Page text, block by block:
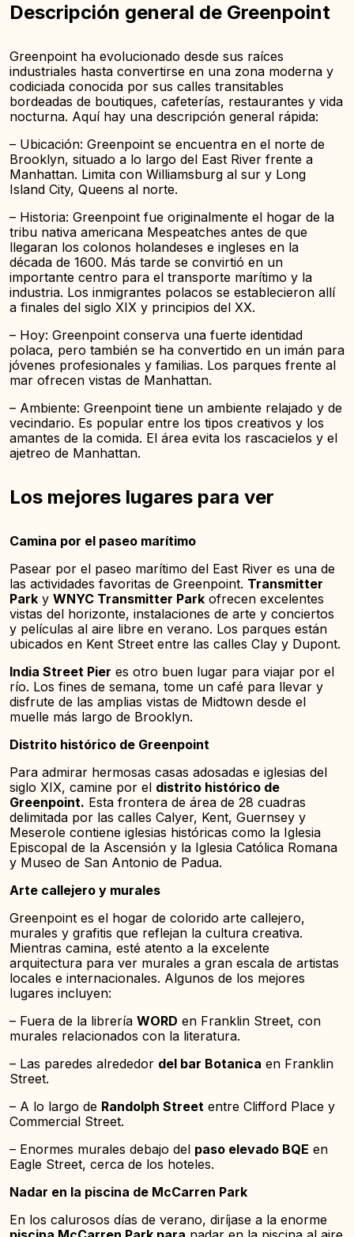
Descripción general de Greenpoint
Greenpoint ha evolucionado desde sus raíces
industriales hasta convertirse en una zona moderna y
codiciada conocida por sus calles transitables
bordeadas de boutiques, cafeterías, restaurantes y vida
nocturna. Aquí hay una descripción general rápida:
– Ubicación: Greenpoint se encuentra en el norte de
Brooklyn, situado a lo largo del East River frente a
Manhattan. Limita con Williamsburg al sur y Long
Island City, Queens al norte.
– Historia: Greenpoint fue originalmente el hogar de la
tribu nativa americana Mespeatches antes de que
llegaran los colonos holandeses e ingleses en la
década de 1600. Más tarde se convirtió en un
importante centro para el transporte marítimo y la
industria. Los inmigrantes polacos se establecieron allí
a finales del siglo XIX y principios del XX.
– Hoy: Greenpoint conserva una fuerte identidad
polaca, pero también se ha convertido en un imán para
jóvenes profesionales y familias. Los parques frente al
mar ofrecen vistas de Manhattan.
– Ambiente: Greenpoint tiene un ambiente relajado y de
vecindario. Es popular entre los tipos creativos y los
amantes de la comida. El área evita los rascacielos y el
ajetreo de Manhattan.
Los mejores lugares para ver
Camina por el paseo marítimo
Pasear por el paseo marítimo del East River es una de
las actividades favoritas de Greenpoint. Transmitter
Park y WNYC Transmitter Park ofrecen excelentes
vistas del horizonte, instalaciones de arte y conciertos
y películas al aire libre en verano. Los parques están
ubicados en Kent Street entre las calles Clay y Dupont.
India Street Pier es otro buen lugar para viajar por el
río. Los fines de semana, tome un café para llevar y
disfrute de las amplias vistas de Midtown desde el
muelle más largo de Brooklyn.
Distrito histórico de Greenpoint
Para admirar hermosas casas adosadas e iglesias del
siglo XIX, camine por el distrito histórico de
Greenpoint. Esta frontera de área de 28 cuadras
delimitada por las calles Calyer, Kent, Guernsey y
Meserole contiene iglesias históricas como la Iglesia
Episcopal de la Ascensión y la Iglesia Católica Romana
y Museo de San Antonio de Padua.
Arte callejero y murales
Greenpoint es el hogar de colorido arte callejero,
murales y grafitis que reflejan la cultura creativa.
Mientras camina, esté atento a la excelente
arquitectura para ver murales a gran escala de artistas
locales e internacionales. Algunos de los mejores
lugares incluyen:
– Fuera de la librería WORD en Franklin Street, con
murales relacionados con la literatura.
– Las paredes alrededor del bar Botanica en Franklin
Street.
– A lo largo de Randolph Street entre Clifford Place y
Commercial Street.
– Enormes murales debajo del paso elevado BQE en
Eagle Street, cerca de los hoteles.
Nadar en la piscina de McCarren Park
En los calurosos días de verano, diríjase a la enorme